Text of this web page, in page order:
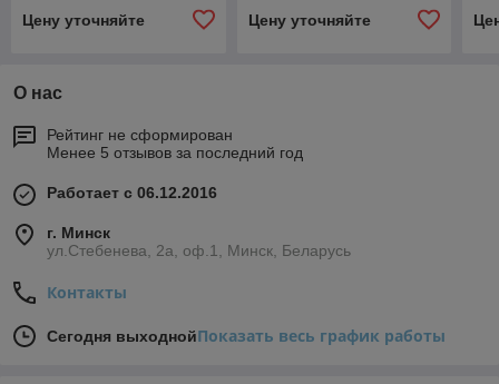
Цену уточняйте
Цену уточняйте
О нас
Рейтинг не сформирован
Менее 5 отзывов за последний год
Работает с 06.12.2016
г. Минск
ул.Стебенева, 2а, оф.1, Минск, Беларусь
Контакты
Сегодня выходнойПоказать весь график работы